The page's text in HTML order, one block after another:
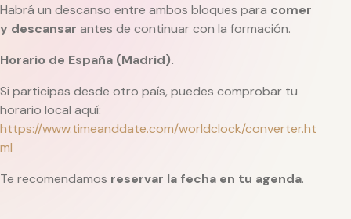
Habrá un descanso entre ambos bloques para comer
y descansar antes de continuarcon la formación.
Horario de España (Madrid).
Si participas desde otro país, puedes comprobar tu
horario local aquí:
https://www.timeanddate.com/worldclock/converter.ht
ml
Te recomendamos reservar la fecha en tu agenda.